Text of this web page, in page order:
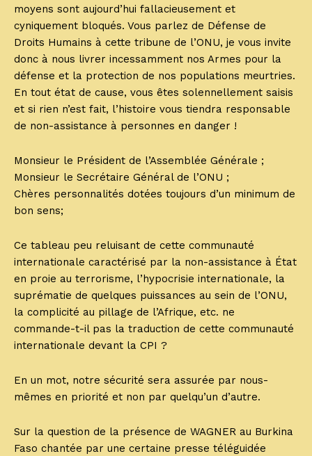
moyens sont aujourd’hui fallacieusement et
cyniquement bloqués. Vous parlez de Défense de
Droits Humains à cette tribune de l’ONU, je vous invite
donc à nous livrer incessamment nos Armes pour la
défense et la protection de nos populations meurtries.
En tout état de cause, vous êtes solennellement saisis
et si rien n’est fait, l’histoire vous tiendra responsable
de non-assistance à personnes en danger !
Monsieur le Président de l’Assemblée Générale ;
Monsieur le Secrétaire Général de l’ONU ;
Chères personnalités dotées toujours d’un minimum de
bon sens;
Ce tableau peu reluisant de cette communauté
internationale caractérisé par la non-assistance à État
en proie au terrorisme, l’hypocrisie internationale, la
suprématie de quelques puissances au sein de l’ONU,
la complicité au pillage de l’Afrique, etc. ne
commande-t-il pas la traduction de cette communauté
internationale devant la CPI ?
En un mot, notre sécurité sera assurée par nous-
mêmes en priorité et non par quelqu’un d’autre.
Sur la question de la présence de WAGNER au Burkina
Faso chantée par une certaine presse téléguidée